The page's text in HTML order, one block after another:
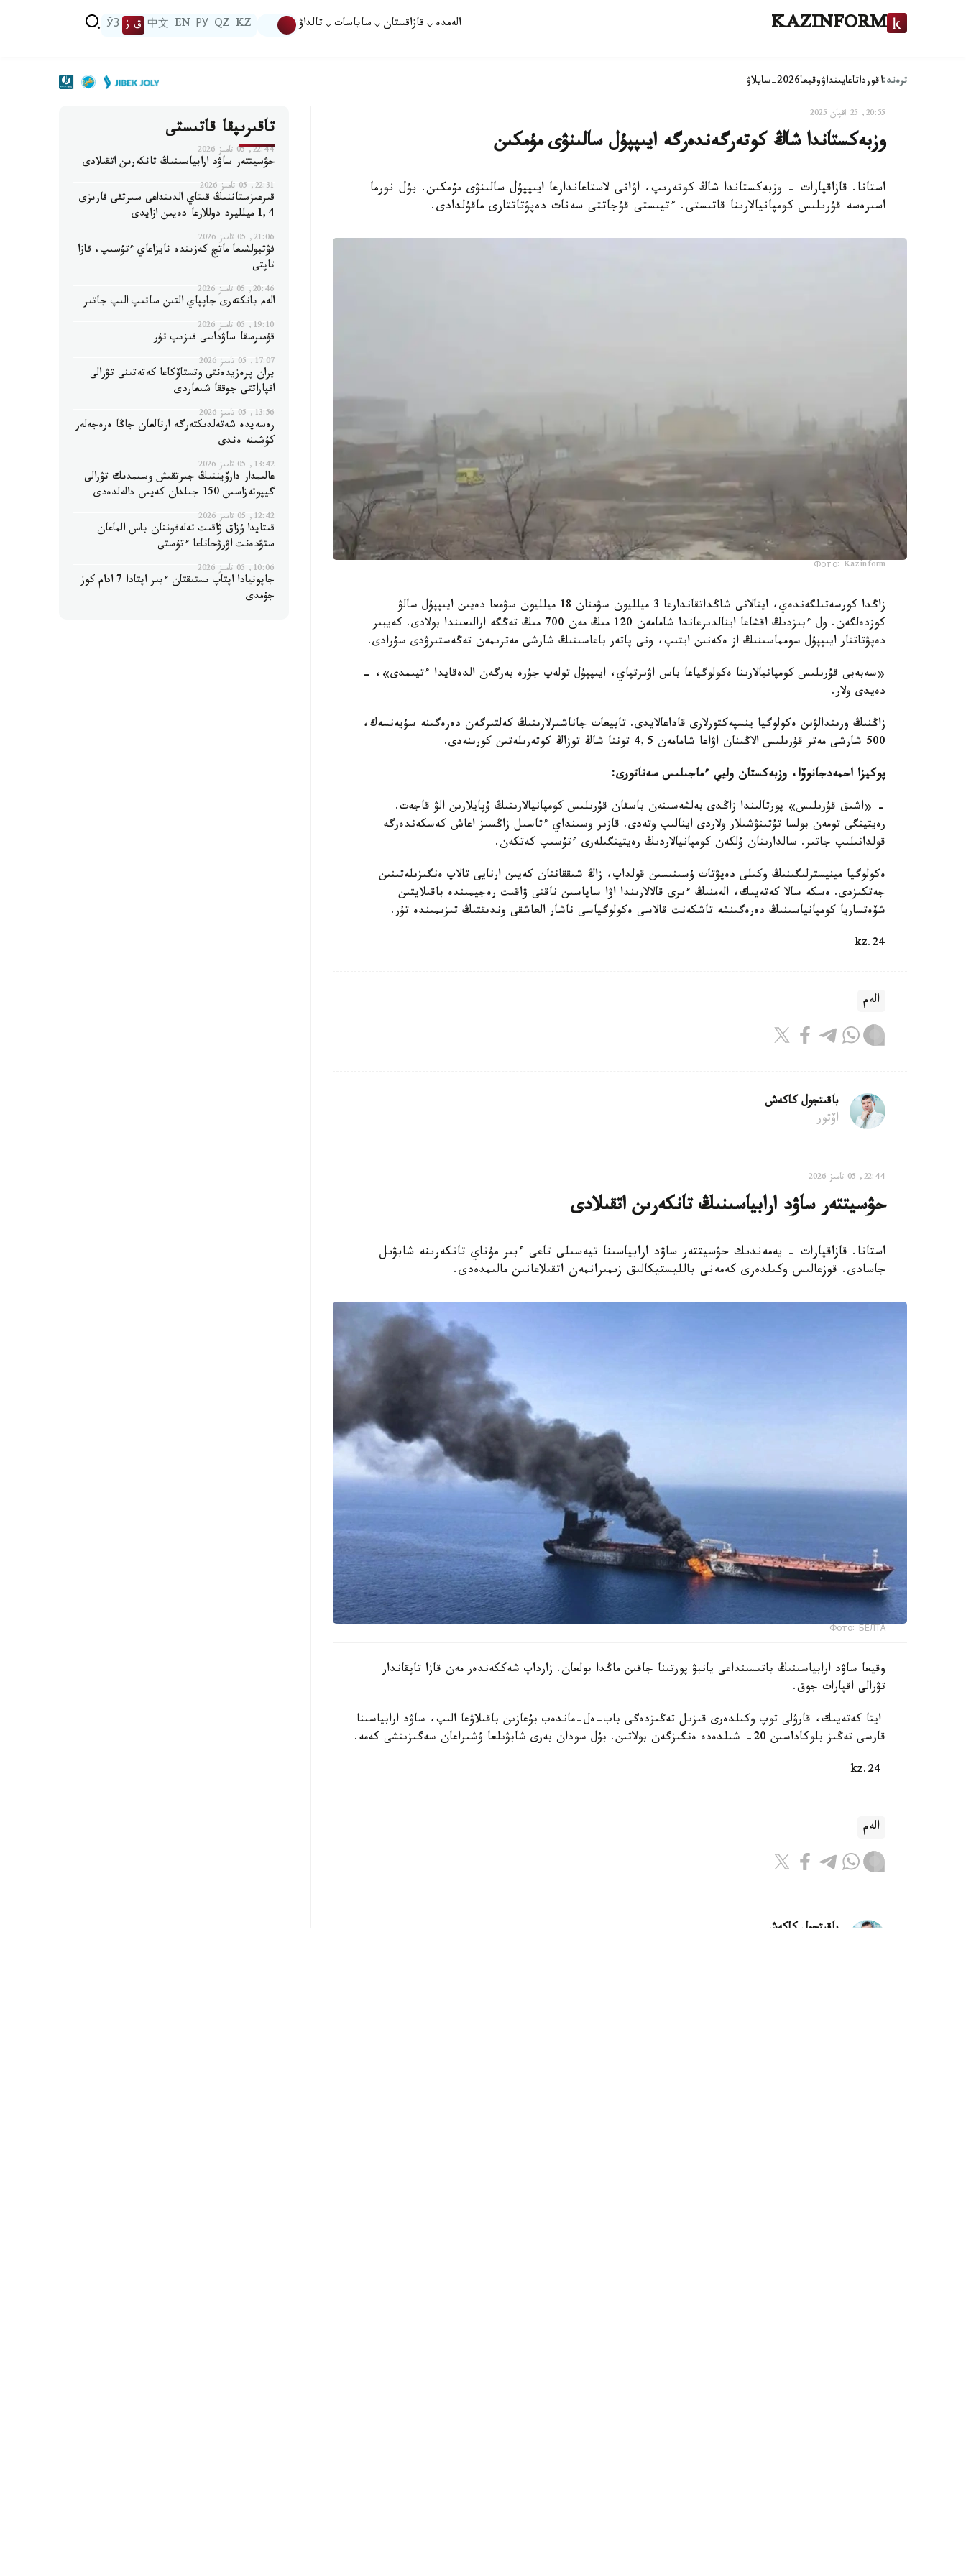
KAZINFORM الەمدە قازاقستان ساياسات تالداۋ KZ
QZ
РУ
EN
中文 ق ز ЎЗ
ترەند:اقورداتاعايىنداۋوقيعا2026-سايلاۋ
20:55, 25 اقپان 2025
وزبەكستاندا شاڭ كوتەرگەندەرگە ايىپپۇل سالىنۋى مۇمكىن
استانا. قازاقپارات - وزبەكستاندا شاڭ كوتەرىپ، اۋانى لاستاعاندارعا ايىپپۇل سالىنۋى مۇمكىن. بۇل نورما
اسىرەسە قۇرىلىس كومپانيالارىنا قاتىستى. ءتيىستى قۇجاتتى سەنات دەپۋتاتتارى ماقۇلدادى.
Фото: Kazinform
زاڭدا كورسەتىلگەندەي، اينالانى شاڭداتقاندارعا 3 ميلليون سۋمنان 18 ميلليون سۋمعا دەيىن ايىپپۇل سالۋ
كوزدەلگەن. ول ءبىزدىڭ اقشاعا اينالدىرعاندا شامامەن 120 مىڭ مەن 700 مىڭ تەڭگە ارالىعىندا بولادى. كەيبىر
دەپۋتاتتار ايىپپۇل سومماسىنىڭ از ەكەنىن ايتىپ، ونى پاتەر باعاسىنىڭ شارشى مەترىمەن تەڭەستىرۋدى سۇرادى.
«سەبەبى قۇرىلىس كومپانيالارىنا ەكولوگياعا باس اۋىرتپاي، ايىپپۇل تولەپ جۇرە بەرگەن الدەقايدا ءتيىمدى»، -
دەيدى ولار.
زاڭنىڭ ورىندالۋىن ەكولوگيا ينسپەكتورلارى قاداعالايدى. تابيعات جاناشىرلارىنىڭ كەلتىرگەن دەرەگىنە سۇيەنسەك،
500 شارشى مەتر قۇرىلىس الاڭىنان اۋاعا شامامەن 4,5 توننا شاڭ توزاڭ كوتەرىلەتىن كورىنەدى.
پوكيزا احمەدجانوۆا، وزبەكستان وليي ءماجىلىس سەناتورى:
- «اشىق قۇرىلىس» پورتالىندا زاڭدى بەلشەسىنەن باسقان قۇرىلىس كومپانيالارىنىڭ ۇپايلارىن الۋ قاجەت.
رەيتينگى تومەن بولسا تۇتىنۋشىلار ولاردى اينالىپ وتەدى. قازىر وسىنداي ءتاسىل زاڭسىز اعاش كەسكەندەرگە
قولدانىلىپ جاتىر. سالدارىنان ۇلكەن كومپانيالاردىڭ رەيتينگىلەرى ءتۇسىپ كەتكەن.
ەكولوگيا مينيسترلىگىنىڭ وكىلى دەپۋتات ۇسىنىسىن قولداپ، زاڭ شىققاننان كەيىن ارنايى تالاپ ەنگىزىلەتىنىن
جەتكىزدى. ەسكە سالا كەتەيىك، الەمنىڭ ءىرى قالالارىندا اۋا ساپاسىن ناقتى ۋاقىت رەجيمىندە باقىلايتىن
شۆەتساريا كومپانياسىنىڭ دەرەگىنشە تاشكەنت قالاسى ەكولوگياسى ناشار العاشقى وندىقتىڭ تىزىمىندە تۇر.
24.kz
الەم
باقىتجول كاكەش
اۆتور
22:44, 05 تامىز 2026
حۋسيتتەر ساۋد ارابياسىنىڭ تانكەرىن اتقىلادى
استانا. قازاقپارات - يەمەندىك حۋسيتتەر ساۋد ارابياسىنا تيەسىلى تاعى ءبىر مۇناي تانكەرىنە شابۋىل
جاسادى. قوزعالىس وكىلدەرى كەمەنى بالليستيكالىق زىمىرانمەن اتقىلاعانىن مالىمدەدى.
Фото: БЕЛТА
وقيعا ساۋد ارابياسىنىڭ باتىسىنداعى يانبۋ پورتىنا جاقىن ماڭدا بولعان. زارداپ شەككەندەر مەن قازا تاپقاندار
تۋرالى اقپارات جوق.
ايتا كەتەيىك، قارۋلى توپ وكىلدەرى قىزىل تەڭىزدەگى باب-ەل-ماندەب بۇعازىن باقىلاۋعا الىپ، ساۋد ارابياسىنا
قارسى تەڭىز بلوكاداسىن 20- شىلدەدە ەنگىزگەن بولاتىن. بۇل سودان بەرى شابۋىلعا ۇشىراعان سەگىزىنشى كەمە.
الەم
باقىتجول كاكەش
تاقىرىپقا قاتىستى
22:44, 05 تامىز 2026
حۋسيتتەر ساۋد ارابياسىنىڭ تانكەرىن اتقىلادى
22:31, 05 تامىز 2026
قىرعىزستاننىڭ قىتاي الدىنداعى سىرتقى قارىزى
1,4 ميلليرد دوللارعا دەيىن ازايدى
21:06, 05 تامىز 2026
فۋتبولشىعا ماتچ كەزىندە نايزاعاي ءتۇسىپ، قازا
تاپتى
20:46, 05 تامىز 2026
الەم بانكتەرى جاپپاي التىن ساتىپ الىپ جاتىر
19:10, 05 تامىز 2026
قۇمىرسقا ساۋداسى قىزىپ تۇر
17:07, 05 تامىز 2026
يران پرەزيدەنتى وتستاۆكاعا كەتەتىنى تۋرالى
اقپاراتتى جوققا شىعاردى
13:56, 05 تامىز 2026
رەسەيدە شەتەلدىكتەرگە ارنالعان جاڭا ەرەجەلەر
كۇشىنە ەندى
13:42, 05 تامىز 2026
عالىمدار دارۆيننىڭ جىرتقىش وسىمدىك تۋرالى
گيپوتەزاسىن 150 جىلدان كەيىن دالەلدەدى
12:42, 05 تامىز 2026
قىتايدا ۇزاق ۋاقىت تەلەفوننان باس الماعان
ستۋدەنت اۋرۋحاناعا ءتۇستى
10:06, 05 تامىز 2026
جاپونيادا اپتاپ ىستىقتان ءبىر اپتادا 7 ادام كوز
جۇمدى